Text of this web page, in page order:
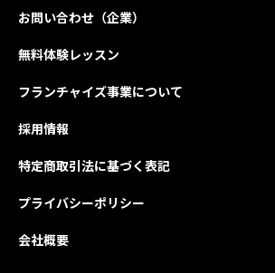
お問い合わせ（企業）
無料体験レッスン
フランチャイズ事業について
採用情報
特定商取引法に基づく表記
プライバシーポリシー
会社概要